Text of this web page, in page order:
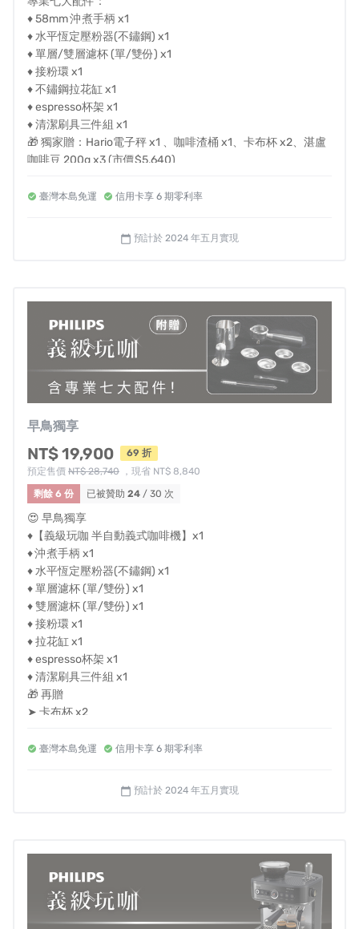
義式咖啡機No.1領導品牌飛利浦PHILIPS，以60年咖啡經
驗和不斷創新的精神，打造半自動玩咖新手裝備，不僅研
磨／萃取／奶泡 All-In-One
，各種咖啡師專業配備也一應
俱全！跟著玩咖攻略，一起玩各種客製咖啡參數設定，每
♦ 58mm 沖煮手柄 x1
♦ 水平恆定壓粉器(不鏽鋼) x1
♦ 單層/雙層濾杯 (單/雙份) x1
♦ 接粉環 x1
♦ 不鏽鋼拉花缸 x1
♦ espresso杯架 x1
♦ 清潔刷具三件組 x1
🎁 獨家贈：Hario電子秤 x1 、咖啡渣桶 x1、卡布杯 x2、湛盧
咖啡豆 200g x3 (市價$5,640)
臺灣本島免運 信用卡享 6 期零利率
calendar_today 預計於 2024 年五月實現
早鳥獨享
NT$ 19,900
69 折
預定售價 NT$ 28,740 ，現省 NT$ 8,840
剩餘 6 份
已被贊助 24 / 30 次
😍 早鳥獨享
♦【義級玩咖 半自動義式咖啡機】x1
♦ 沖煮手柄 x1
♦ 水平恆定壓粉器(不鏽鋼) x1
♦ 單層濾杯 (單/雙份) x1
♦ 雙層濾杯 (單/雙份) x1
♦ 接粉環 x1
♦ 拉花缸 x1
♦ espresso杯架 x1
♦ 清潔刷具三件組 x1
🎁 再贈
➤ 卡布杯 x2
➤ 湛盧咖啡豆 200g x3
臺灣本島免運 信用卡享 6 期零利率
calendar_today 預計於 2024 年五月實現